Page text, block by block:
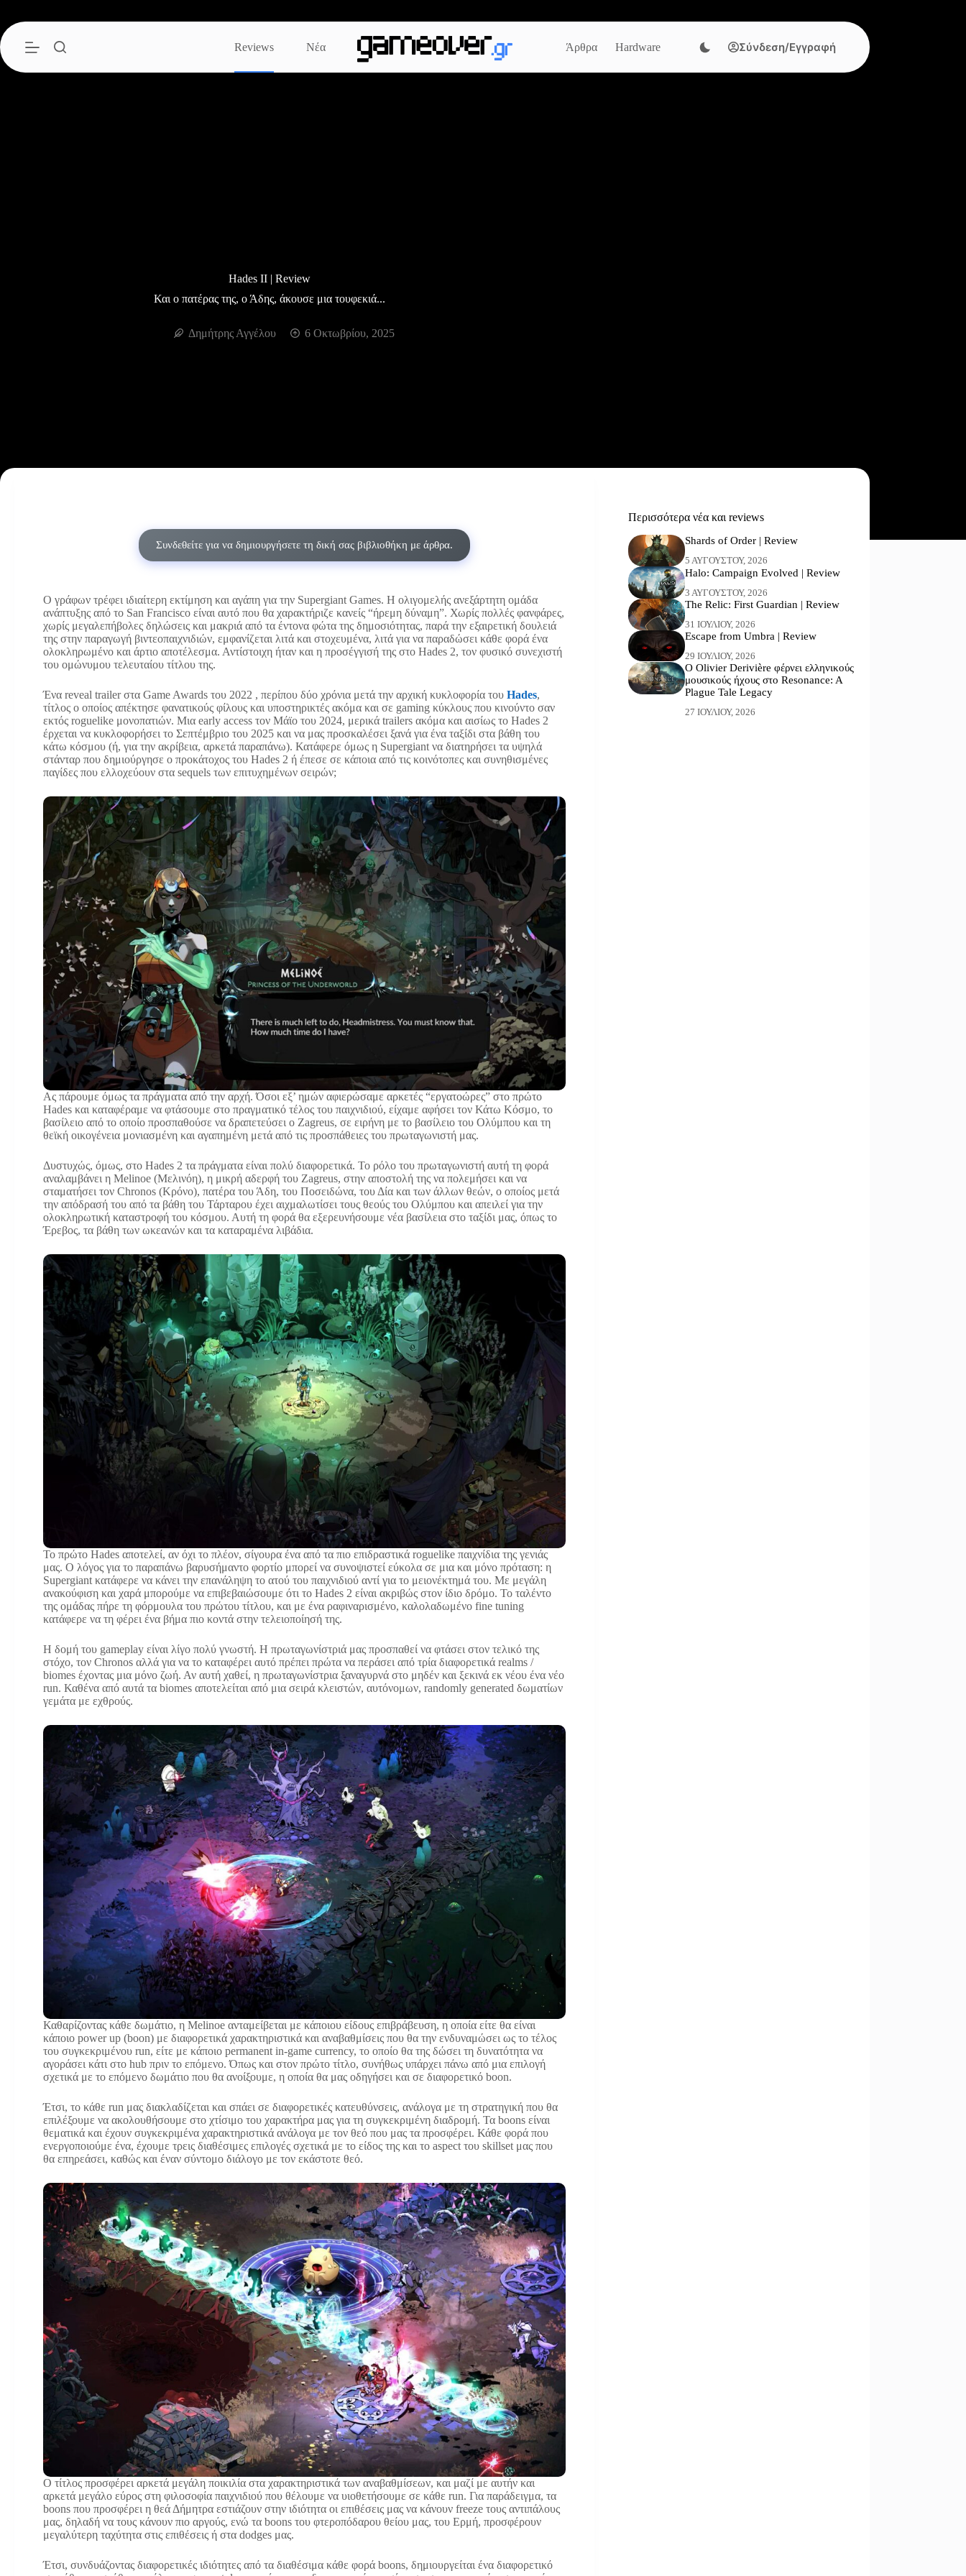
περιεχόμενο
Reviews
Νέα Άρθρα Hardware Σύνδεση/Εγγραφή
Hades II | Review
Και ο πατέρας της, ο Άδης, άκουσε μια τουφεκιά...
Δημήτρης Αγγέλου 6 Οκτωβρίου, 2025
Συνδεθείτε για να δημιουργήσετε τη δική σας βιβλιοθήκη με άρθρα.
Ο γράφων τρέφει ιδιαίτερη εκτίμηση και αγάπη για την Supergiant Games. Η ολιγομελής ανεξάρτητη ομάδα
ανάπτυξης από το San Francisco είναι αυτό που θα χαρακτήριζε κανείς “ήρεμη δύναμη”. Χωρίς πολλές φανφάρες,
χωρίς μεγαλεπήβολες δηλώσεις και μακριά από τα έντονα φώτα της δημοσιότητας, παρά την εξαιρετική δουλειά
της στην παραγωγή βιντεοπαιχνιδιών, εμφανίζεται λιτά και στοχευμένα, λιτά για να παραδώσει κάθε φορά ένα
ολοκληρωμένο και άρτιο αποτέλεσμα. Αντίστοιχη ήταν και η προσέγγισή της στο Hades 2, τον φυσικό συνεχιστή
του ομώνυμου τελευταίου τίτλου της.
Ένα reveal trailer στα Game Awards του 2022 , περίπου δύο χρόνια μετά την αρχική κυκλοφορία του Hades,
τίτλος ο οποίος απέκτησε φανατικούς φίλους και υποστηρικτές ακόμα και σε gaming κύκλους που κινούντο σαν
εκτός roguelike μονοπατιών. Μια early access τον Μάϊο του 2024, μερικά trailers ακόμα και αισίως το Hades 2
έρχεται να κυκλοφορήσει το Σεπτέμβριο του 2025 και να μας προσκαλέσει ξανά για ένα ταξίδι στα βάθη του
κάτω κόσμου (ή, για την ακρίβεια, αρκετά παραπάνω). Κατάφερε όμως η Supergiant να διατηρήσει τα υψηλά
στάνταρ που δημιούργησε ο προκάτοχος του Hades 2 ή έπεσε σε κάποια από τις κοινότοπες και συνηθισμένες
παγίδες που ελλοχεύουν στα sequels των επιτυχημένων σειρών;
Ας πάρουμε όμως τα πράγματα από την αρχή. Όσοι εξ’ ημών αφιερώσαμε αρκετές “εργατοώρες” στο πρώτο
Hades και καταφέραμε να φτάσουμε στο πραγματικό τέλος του παιχνιδιού, είχαμε αφήσει τον Κάτω Κόσμο, το
βασίλειο από το οποίο προσπαθούσε να δραπετεύσει ο Zagreus, σε ειρήνη με το βασίλειο του Ολύμπου και τη
θεϊκή οικογένεια μονιασμένη και αγαπημένη μετά από τις προσπάθειες του πρωταγωνιστή μας.
Δυστυχώς, όμως, στο Hades 2 τα πράγματα είναι πολύ διαφορετικά. Το ρόλο του πρωταγωνιστή αυτή τη φορά
αναλαμβάνει η Melinoe (Μελινόη), η μικρή αδερφή του Zagreus, στην αποστολή της να πολεμήσει και να
σταματήσει τον Chronos (Κρόνο), πατέρα του Άδη, του Ποσειδώνα, του Δία και των άλλων θεών, o οποίος μετά
την απόδρασή του από τα βάθη του Τάρταρου έχει αιχμαλωτίσει τους θεούς του Ολύμπου και απειλεί για την
ολοκληρωτική καταστροφή του κόσμου. Αυτή τη φορά θα εξερευνήσουμε νέα βασίλεια στο ταξίδι μας, όπως το
Έρεβος, τα βάθη των ωκεανών και τα καταραμένα λιβάδια.
Το πρώτο Hades αποτελεί, αν όχι το πλέον, σίγουρα ένα από τα πιο επιδραστικά roguelike παιχνίδια της γενιάς
μας. Ο λόγος για το παραπάνω βαρυσήμαντο φορτίο μπορεί να συνοψιστεί εύκολα σε μια και μόνο πρόταση: η
Supergiant κατάφερε να κάνει την επανάληψη το ατού του παιχνιδιού αντί για το μειονέκτημά του. Με μεγάλη
ανακούφιση και χαρά μπορούμε να επιβεβαιώσουμε ότι το Hades 2 είναι ακριβώς στον ίδιο δρόμο. Το ταλέντο
της ομάδας πήρε τη φόρμουλα του πρώτου τίτλου, και με ένα ραφιναρισμένο, καλολαδωμένο fine tuning
κατάφερε να τη φέρει ένα βήμα πιο κοντά στην τελειοποίησή της.
Η δομή του gameplay είναι λίγο πολύ γνωστή. Η πρωταγωνίστριά μας προσπαθεί να φτάσει στον τελικό της
στόχο, τον Chronos αλλά για να το καταφέρει αυτό πρέπει πρώτα να περάσει από τρία διαφορετικά realms /
biomes έχοντας μια μόνο ζωή. Αν αυτή χαθεί, η πρωταγωνίστρια ξαναγυρνά στο μηδέν και ξεκινά εκ νέου ένα νέο
run. Καθένα από αυτά τα biomes αποτελείται από μια σειρά κλειστών, αυτόνομων, randomly generated δωματίων
γεμάτα με εχθρούς.
Καθαρίζοντας κάθε δωμάτιο, η Melinoe ανταμείβεται με κάποιου είδους επιβράβευση, η οποία είτε θα είναι
κάποιο power up (boon) με διαφορετικά χαρακτηριστικά και αναβαθμίσεις που θα την ενδυναμώσει ως το τέλος
του συγκεκριμένου run, είτε με κάποιο permanent in-game currency, το οποίο θα της δώσει τη δυνατότητα να
αγοράσει κάτι στο hub πριν το επόμενο. Όπως και στον πρώτο τίτλο, συνήθως υπάρχει πάνω από μια επιλογή
σχετικά με το επόμενο δωμάτιο που θα ανοίξουμε, η οποία θα μας οδηγήσει και σε διαφορετικό boon.
Έτσι, το κάθε run μας διακλαδίζεται και σπάει σε διαφορετικές κατευθύνσεις, ανάλογα με τη στρατηγική που θα
επιλέξουμε να ακολουθήσουμε στο χτίσιμο του χαρακτήρα μας για τη συγκεκριμένη διαδρομή. Τα boons είναι
θεματικά και έχουν συγκεκριμένα χαρακτηριστικά ανάλογα με τον θεό που μας τα προσφέρει. Κάθε φορά που
ενεργοποιούμε ένα, έχουμε τρεις διαθέσιμες επιλογές σχετικά με το είδος της και το aspect του skillset μας που
θα επηρεάσει, καθώς και έναν σύντομο διάλογο με τον εκάστοτε θεό.
Ο τίτλος προσφέρει αρκετά μεγάλη ποικιλία στα χαρακτηριστικά των αναβαθμίσεων, και μαζί με αυτήν και
αρκετά μεγάλο εύρος στη φιλοσοφία παιχνιδιού που θέλουμε να υιοθετήσουμε σε κάθε run. Για παράδειγμα, τα
boons που προσφέρει η θεά Δήμητρα εστιάζουν στην ιδιότητα οι επιθέσεις μας να κάνουν freeze τους αντιπάλους
μας, δηλαδή να τους κάνουν πιο αργούς, ενώ τα boons του φτεροπόδαρου θείου μας, του Ερμή, προσφέρουν
μεγαλύτερη ταχύτητα στις επιθέσεις ή στα dodges μας.
Έτσι, συνδυάζοντας διαφορετικές ιδιότητες από τα διαθέσιμα κάθε φορά boons, δημιουργείται ένα διαφορετικό
Περισσότερα νέα και reviews
Shards of Order | Review
5 ΑΥΓΟΎΣΤΟΥ, 2026
Halo: Campaign Evolved | Review
3 ΑΥΓΟΎΣΤΟΥ, 2026
The Relic: First Guardian | Review
31 ΙΟΥΛΊΟΥ, 2026
Escape from Umbra | Review
29 ΙΟΥΛΊΟΥ, 2026
Ο Olivier Derivière φέρνει ελληνικούς
μουσικούς ήχους στο Resonance: A
Plague Tale Legacy
27 ΙΟΥΛΊΟΥ, 2026